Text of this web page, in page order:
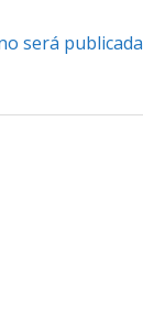
será